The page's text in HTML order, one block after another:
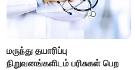
மருந்து தயாரிப்பு
நிறுவனங்களிடம் பரிசுகள் பெற